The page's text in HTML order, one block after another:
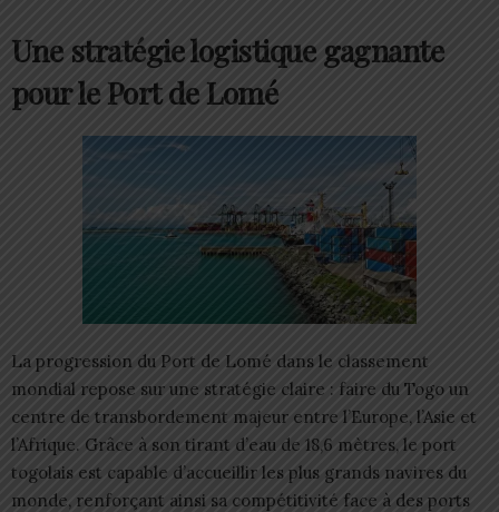
Une stratégie logistique gagnante
pour le Port de Lomé
La progression du Port de Lomé dans le classement
mondial repose sur une stratégie claire : faire du Togo un
centre de transbordement majeur entre l’Europe, l’Asie et
l’Afrique. Grâce à son tirant d’eau de 18,6 mètres, le port
togolais est capable d’accueillir les plus grands navires du
monde, renforçant ainsi sa compétitivité face à des ports